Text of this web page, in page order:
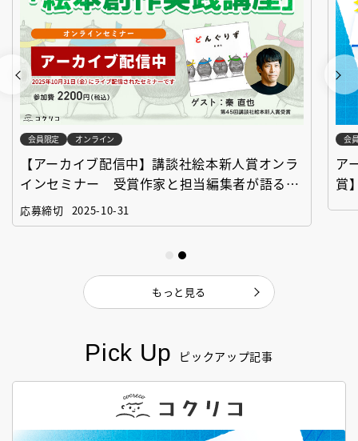
Pick Up ピックアップ記事
会員限定 オンライン
【アーカイブ配信中】講談社絵本新人賞オンラ
インセミナー 受賞作家と担当編集者が語る
「絵本創作実践講座」
応募締切 2025-10-31
会
ア
賞
もっと見る